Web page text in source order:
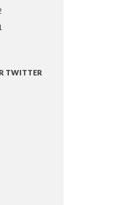
TWITTER